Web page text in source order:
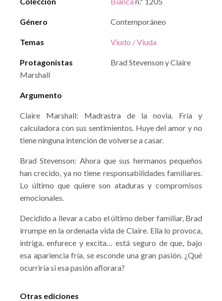
Género Contemporáneo
Temas Viudo / Viuda
Protagonistas
Brad Stevenson y Claire
Marshall
Argumento
Claire Marshall: Madrastra de la novia. Fría y
calculadora con sus sentimientos. Huye del amor y no
tiene ninguna intención de volverse a casar.
Brad Stevenson: Ahora que sus hermanos pequeños
han crecido, ya no tiene responsabilidades familiares.
Lo último que quiere son ataduras y compromisos
emocionales.
Decidido a llevar a cabo el último deber familiar, Brad
irrumpe en la ordenada vida de Claire. Ella lo provoca,
intriga, enfurece y excita… está seguro de que, bajo
esa apariencia fría, se esconde una gran pasión. ¿Qué
ocurriría si esa pasión aflorara?
Otras ediciones